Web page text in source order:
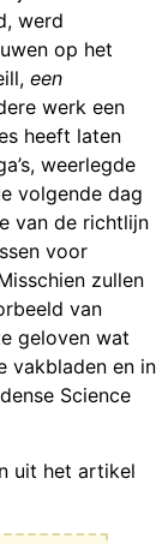
werd
op het
een
werk een
heeft laten
weerlegde
volgende dag
van de richtlijn
voor
zullen
van
geloven wat
vakbladen en in
Science
uit het artikel